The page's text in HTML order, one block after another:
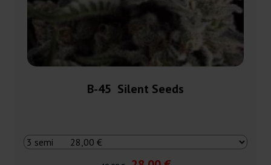
B-45 Silent Seeds